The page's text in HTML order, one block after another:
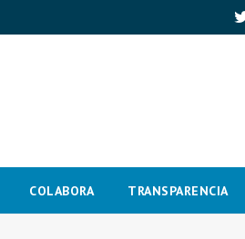
COLABORA TRANSPARENCIA